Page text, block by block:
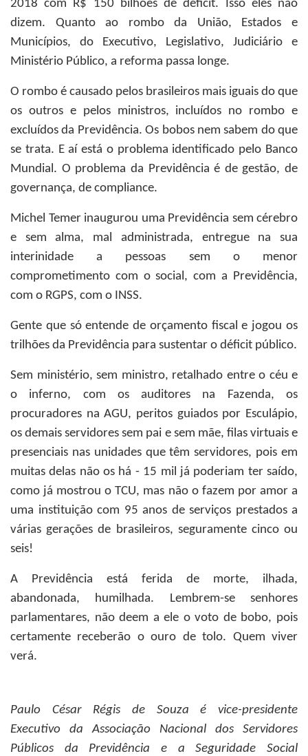
2018 com R$ 150 bilhões de déficit. Isso eles não
dizem. Quanto ao rombo da União, Estados e
Municípios, do Executivo, Legislativo, Judiciário e
Ministério Público, a reforma passa longe.
O rombo é causado pelos brasileiros mais iguais do que
os outros e pelos ministros, incluídos no rombo e
excluídos da Previdência. Os bobos nem sabem do que
se trata. E aí está o problema identificado pelo Banco
Mundial. O problema da Previdência é de gestão, de
governança, de compliance.
Michel Temer inaugurou uma Previdência sem cérebro
e sem alma, mal administrada, entregue na sua
interinidade a pessoas sem o menor
comprometimento com o social, com a Previdência,
com o RGPS, com o INSS.
Gente que só entende de orçamento fiscal e jogou os
trilhões da Previdência para sustentar o déficit público.
Sem ministério, sem ministro, retalhado entre o céu e
o inferno, com os auditores na Fazenda, os
procuradores na AGU, peritos guiados por Esculápio,
os demais servidores sem pai e sem mãe, filas virtuais e
presenciais nas unidades que têm servidores, pois em
muitas delas não os há - 15 mil já poderiam ter saído,
como já mostrou o TCU, mas não o fazem por amor a
uma instituição com 95 anos de serviços prestados a
várias gerações de brasileiros, seguramente cinco ou
seis!
A Previdência está ferida de morte, ilhada,
abandonada, humilhada. Lembrem-se senhores
parlamentares, não deem a ele o voto de bobo, pois
certamente receberão o ouro de tolo. Quem viver
verá.
Paulo César Régis de Souza é vice-presidente
Executivo da Associação Nacional dos Servidores
Públicos da Previdência e a Seguridade Social